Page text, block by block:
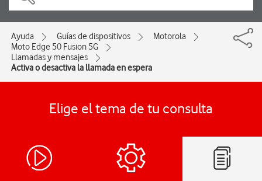
Ayuda Guías de dispositivos
Motorola
Moto Edge 50 Fusion 5G
Llamadas y mensajes
Activa o desactiva la llamada en espera
Elige el tema de tu consulta